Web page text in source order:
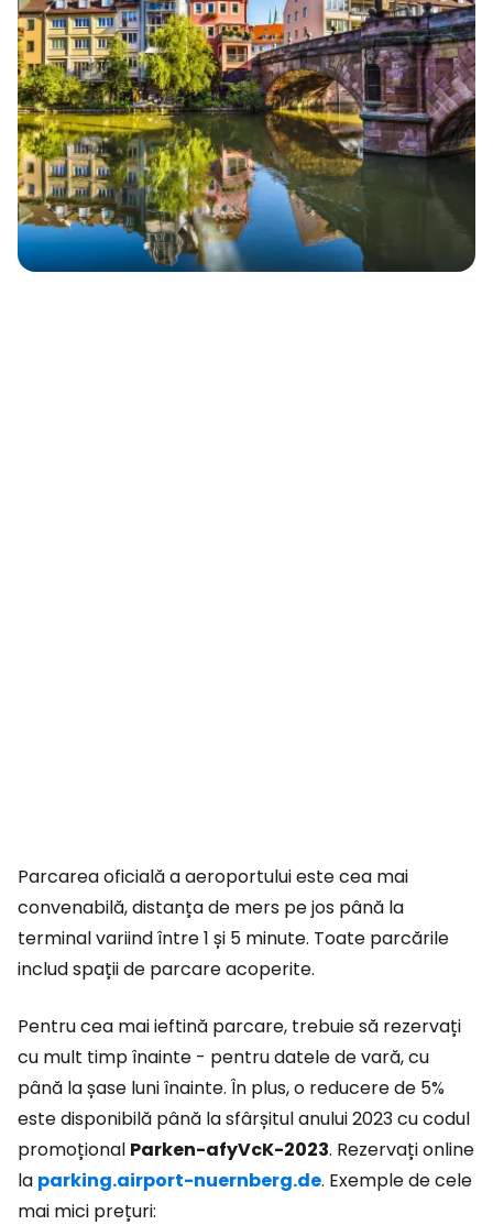
Parcarea oficială a aeroportului este cea mai
convenabilă, distanța de mers pe jos până la
terminal variind între 1 și 5 minute. Toate parcările
includ spații de parcare acoperite.
Pentru cea mai ieftină parcare, trebuie să rezervați
cu mult timp înainte - pentru datele de vară, cu
până la șase luni înainte. În plus, o reducere de 5%
este disponibilă până la sfârșitul anului 2023 cu codul
promoțional Parken-afyVcK-2023. Rezervați online
la parking.airport-nuernberg.de. Exemple de cele
mai mici prețuri: